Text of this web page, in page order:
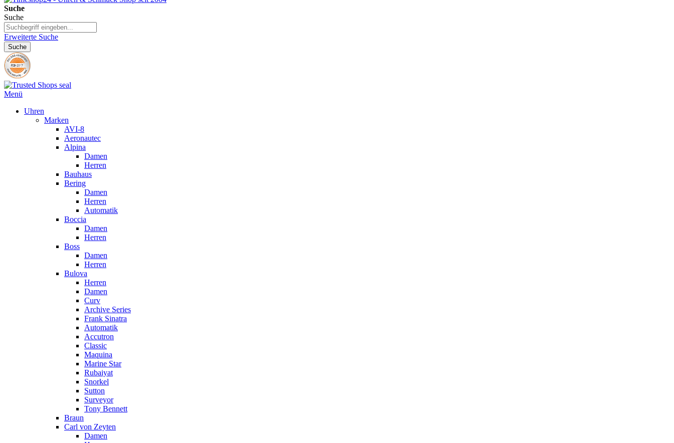
Suche
Suche
Erweiterte Suche
Suche
Menü
Uhren
Marken
AVI-8
Aeronautec
Alpina
Damen
Herren
Bauhaus
Bering
Damen
Herren
Automatik
Boccia
Damen
Herren
Boss
Damen
Herren
Bulova
Herren
Damen
Curv
Archive Series
Frank Sinatra
Automatik
Accutron
Classic
Maquina
Marine Star
Rubaiyat
Snorkel
Sutton
Surveyor
Tony Bennett
Braun
Carl von Zeyten
Damen